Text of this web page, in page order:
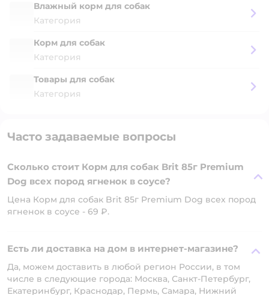
Влажный корм для собак
Категория
Корм для собак
Категория
Товары для собак
Категория
Часто задаваемые вопросы
Сколько стоит Корм для собак Brit 85г Premium
Dog всех пород ягненок в соусе?
Цена Корм для собак Brit 85г Premium Dog всех пород
ягненок в соусе - 69 ₽.
Есть ли доставка на дом в интернет-магазине?
Да, можем доставить в любой регион России, в том
числе в следующие города: Москва, Санкт-Петербург,
Екатеринбург, Краснодар, Пермь, Самара, Нижний